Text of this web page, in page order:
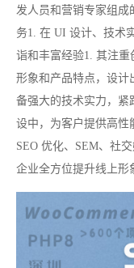
发人员和营销专家组成
务1. 在 UI 设计、技术
诣和丰富经验1. 其注
形象和产品特点，设计
备强大的技术实力，紧
设中，为客户提供高性
SEO 优化、SEM、社
企业全方位提升线上形